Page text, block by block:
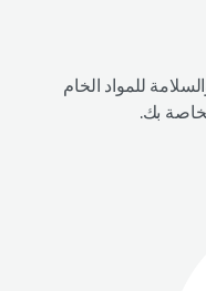
للمواد الخام
بك.